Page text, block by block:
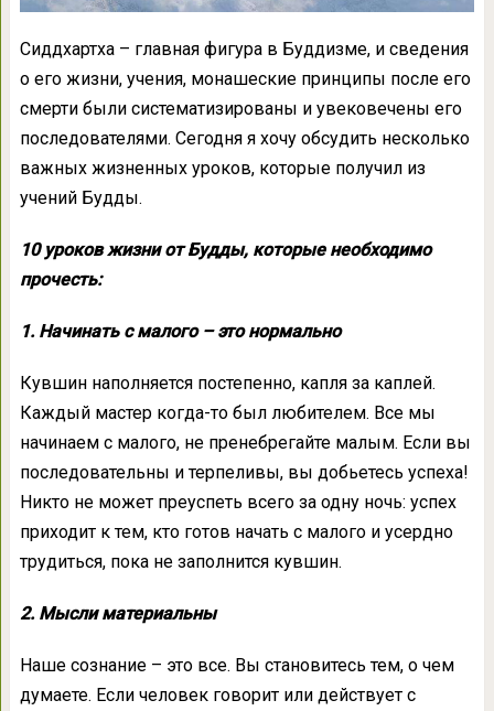
Сиддхартха – главная фигура в Буддизме, и сведения
о его жизни, учения, монашеские принципы после его
смерти были систематизированы и увековечены его
последователями. Сегодня я хочу обсудить несколько
важных жизненных уроков, которые получил из
учений Будды.
10 уроков жизни от Будды, которые необходимо
прочесть:
1. Начинать с малого – это нормально
Кувшин наполняется постепенно, капля за каплей.
Каждый мастер когда-то был любителем. Все мы
начинаем с малого, не пренебрегайте малым. Если вы
последовательны и терпеливы, вы добьетесь успеха!
Никто не может преуспеть всего за одну ночь: успех
приходит к тем, кто готов начать с малого и усердно
трудиться, пока не заполнится кувшин.
2. Мысли материальны
Наше сознание – это все. Вы становитесь тем, о чем
думаете. Если человек говорит или действует с